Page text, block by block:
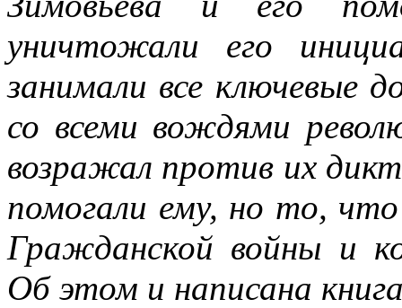
уничтожали его
занимали все ключевые
со всеми вождями
возражал против их
помогали ему, но то,
Гражданской войны и
Об этом и написана